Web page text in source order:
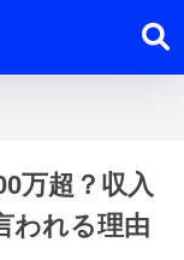
万超？収入
われる理由